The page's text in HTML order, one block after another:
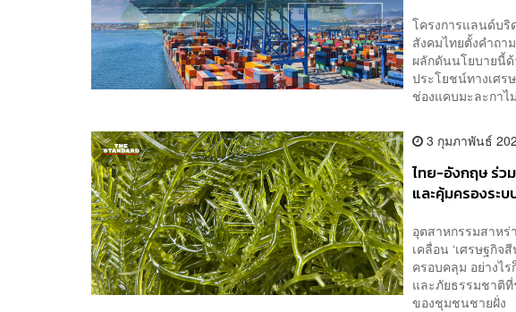
โครงการแลนด์บริ
สังคมไทยตั้งคำถา
ผลักดันนโยบายนี้ด้
ประโยชน์ทางเศ
ช่องแคบมะละกา
3 กุมภาพันธ์
ไทย-อังกฤษ ร่ว
และคุ้มครองระบ
อุตสาหกรรมสาหร่
เคลื่อน ‘เศรษฐกิจ
ครอบคลุม อย่างไ
และภัยธรรมชาติ
ของชุมชนชายฝั่ง